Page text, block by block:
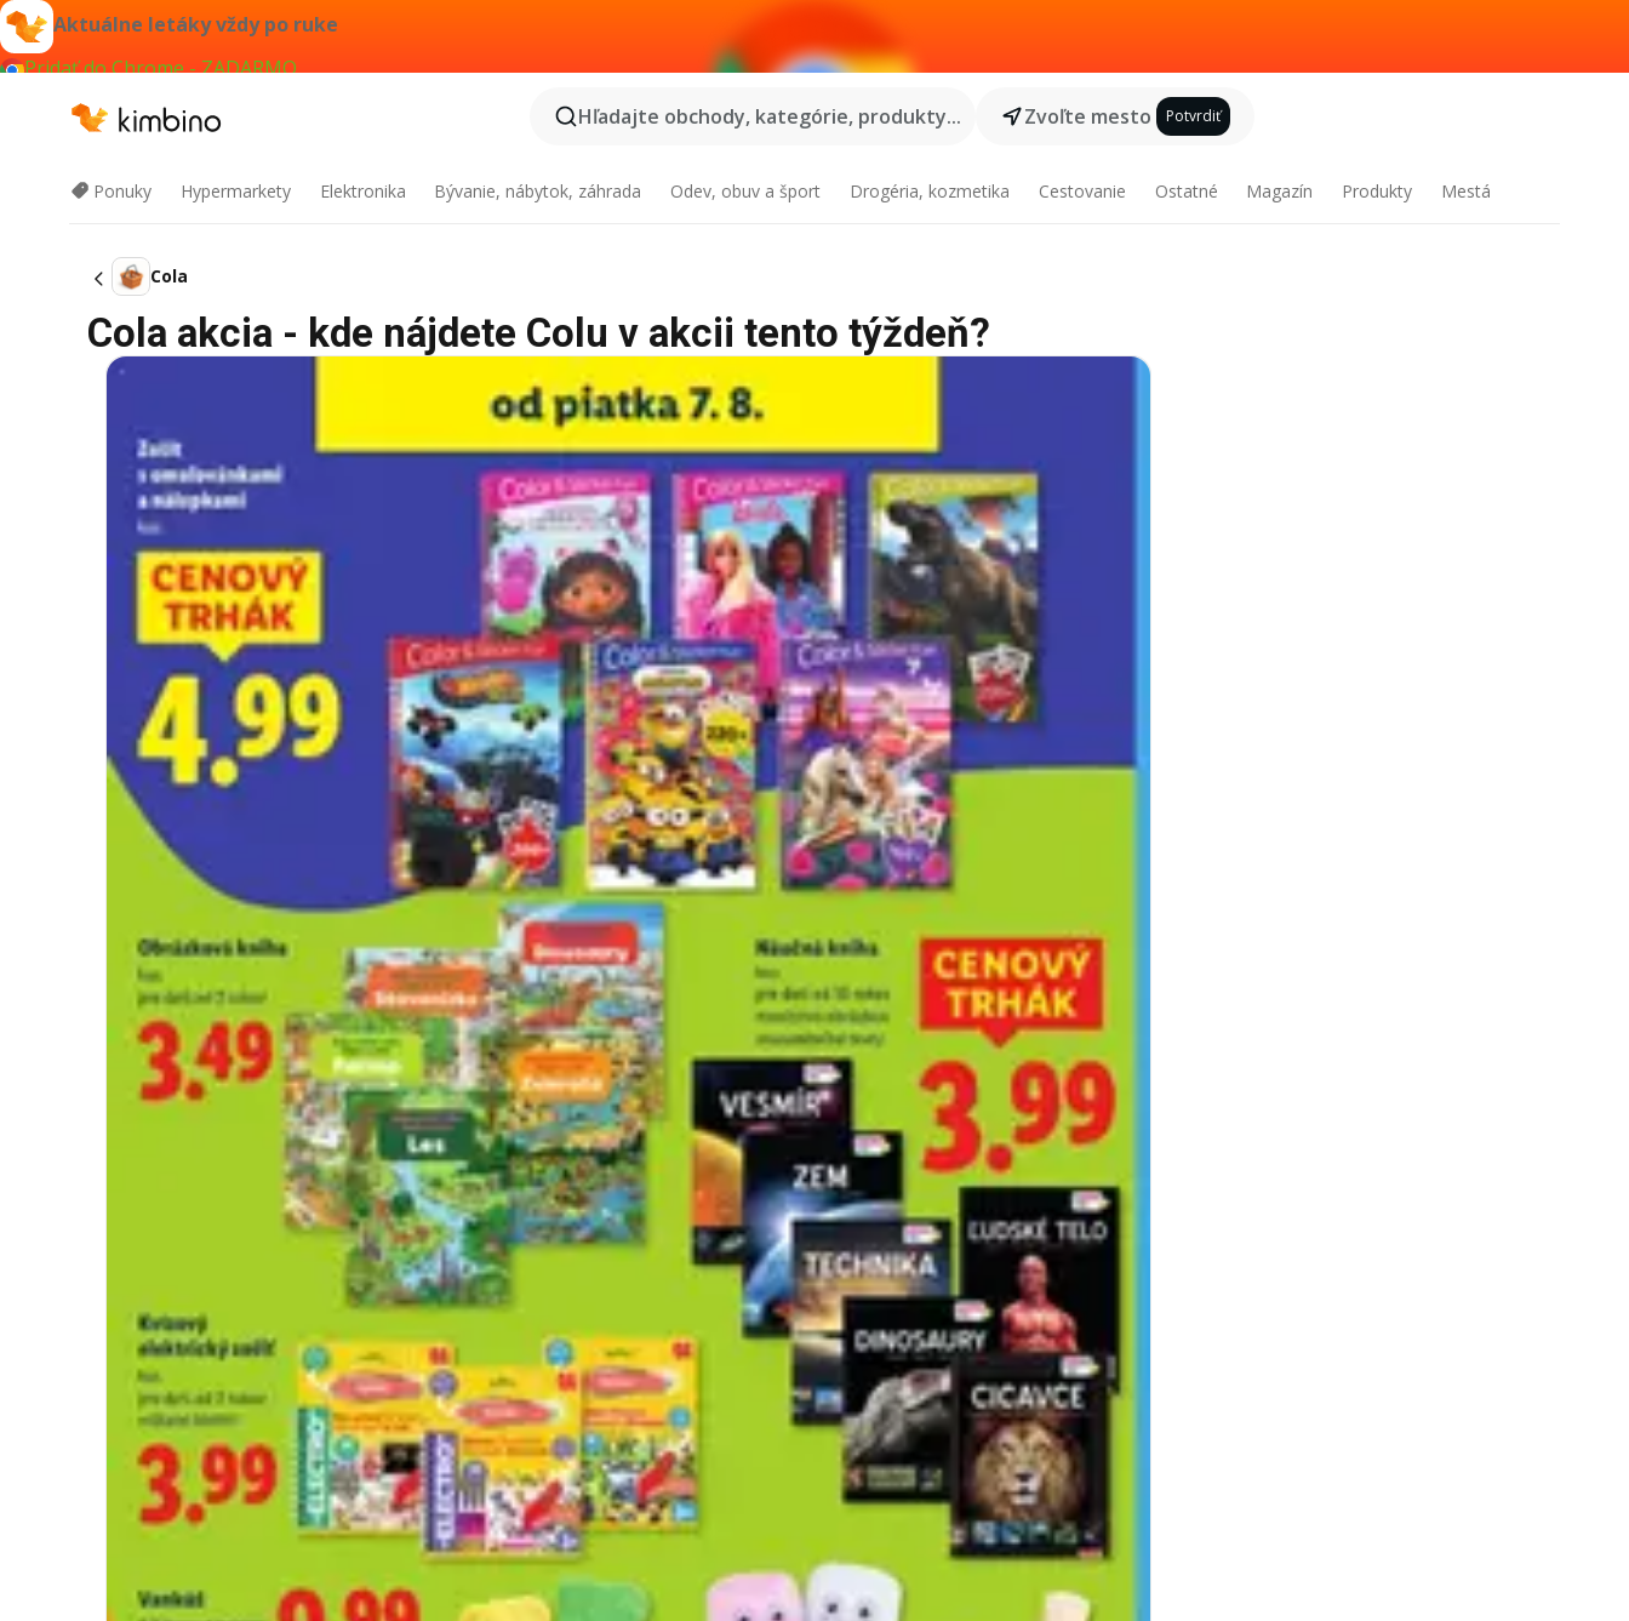
Aktuálne letáky vždy po ruke
Pridať do Chrome - ZADARMO
Hľadajte obchody, kategórie, produkty...
Zvoľte mesto Potvrdiť
Ponuky Hypermarkety Elektronika Bývanie, nábytok, záhrada Odev, obuv a šport Drogéria, kozmetika Cestovanie Ostatné Magazín Produkty Mestá
Cola
Cola akcia - kde nájdete Colu v akcii tento týždeň?